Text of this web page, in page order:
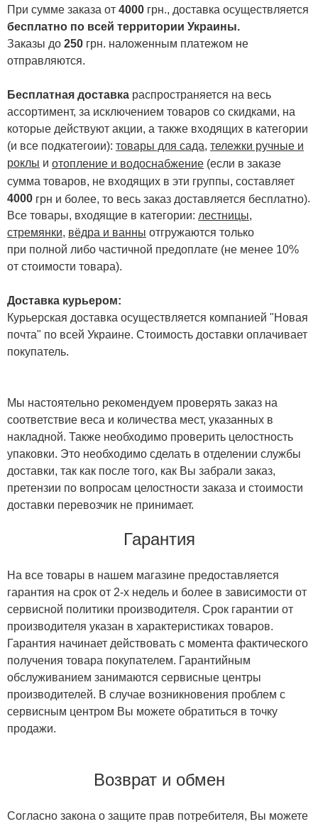
При сумме заказа от 4000 грн., доставка осуществляется
бесплатно по всей территории Украины.
Заказы до 250 грн. наложенным платежом не
отправляются.
Бесплатная доставка распространяется на весь
ассортимент, за исключением товаров со скидками, на
которые действуют акции, а также входящих в категории
(и все подкатегоии): товары для сада, тележки ручные и
роклы и отопление и водоснабжение (если в заказе
сумма товаров, не входящих в эти группы, составляет
4000 грн и более, то весь заказ доставляется бесплатно).
Все товары, входящие в категории: лестницы,
стремянки, вёдра и ванны отгружаются только
при полной либо частичной предоплате (не менее 10%
от стоимости товара).
Доставка курьером:
Курьерская доставка осуществляется компанией "Новая
почта" по всей Украине. Стоимость доставки оплачивает
покупатель.
Мы настоятельно рекомендуем проверять заказ на
соответствие веса и количества мест, указанных в
накладной. Также необходимо проверить целостность
упаковки. Это необходимо сделать в отделении службы
доставки, так как после того, как Вы забрали заказ,
претензии по вопросам целостности заказа и стоимости
доставки перевозчик не принимает.
Гарантия
На все товары в нашем магазине предоставляется
гарантия на срок от 2-х недель и более в зависимости от
сервисной политики производителя. Срок гарантии от
производителя указан в характеристиках товаров.
Гарантия начинает действовать с момента фактического
получения товара покупателем. Гарантийным
обслуживанием занимаются сервисные центры
производителей. В случае возникновения проблем с
сервисным центром Вы можете обратиться в точку
продажи.
Возврат и обмен
Согласно закона о защите прав потребителя, Вы можете